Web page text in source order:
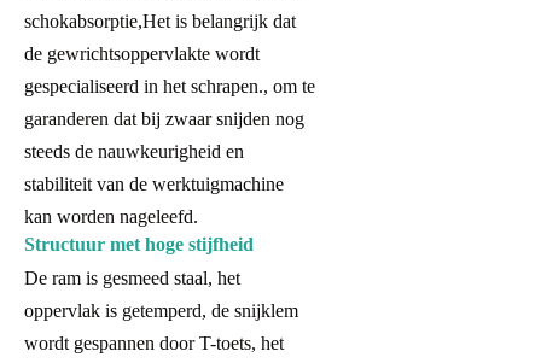
schokabsorptie,Het is belangrijk dat
de gewrichtsoppervlakte wordt
gespecialiseerd in het schrapen., om te
garanderen dat bij zwaar snijden nog
steeds de nauwkeurigheid en
stabiliteit van de werktuigmachine
kan worden nageleefd.
Structuur met hoge stijfheid
De ram is gesmeed staal, het
oppervlak is getemperd, de snijklem
wordt gespannen door T-toets, het